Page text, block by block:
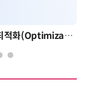
AI 시대의 의사결정을 바꾸는 수리최적화(Optimization): 실제 산업 적용 사례와 활용 전략